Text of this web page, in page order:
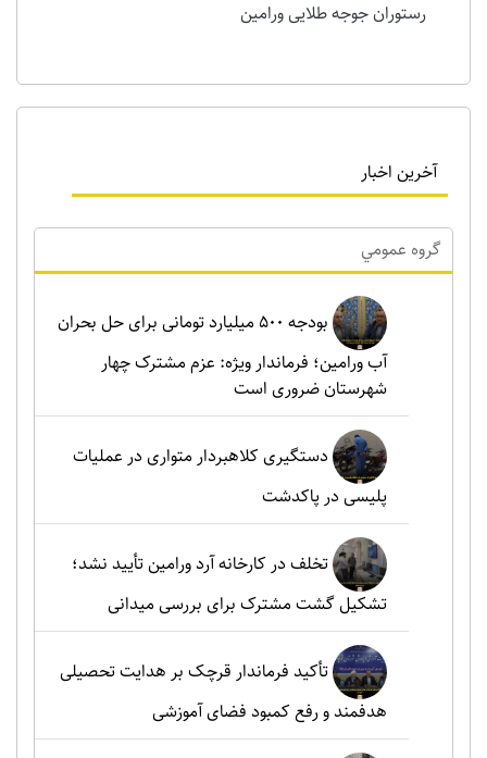
رستوران جوجه طلایی ورامین
آخرین اخبار
گروه عمومي
بودجه ۵۰۰ میلیارد تومانی برای حل بحران
آب ورامین؛ فرماندار ویژه: عزم مشترک چهار
شهرستان ضروری است
دستگیری کلاهبردار متواری در عملیات
پلیسی در پاکدشت
تخلف در کارخانه آرد ورامین تأیید نشد؛
تشکیل گشت مشترک برای بررسی میدانی
تأکید فرماندار قرچک بر هدایت تحصیلی
هدفمند و رفع کمبود فضای آموزشی